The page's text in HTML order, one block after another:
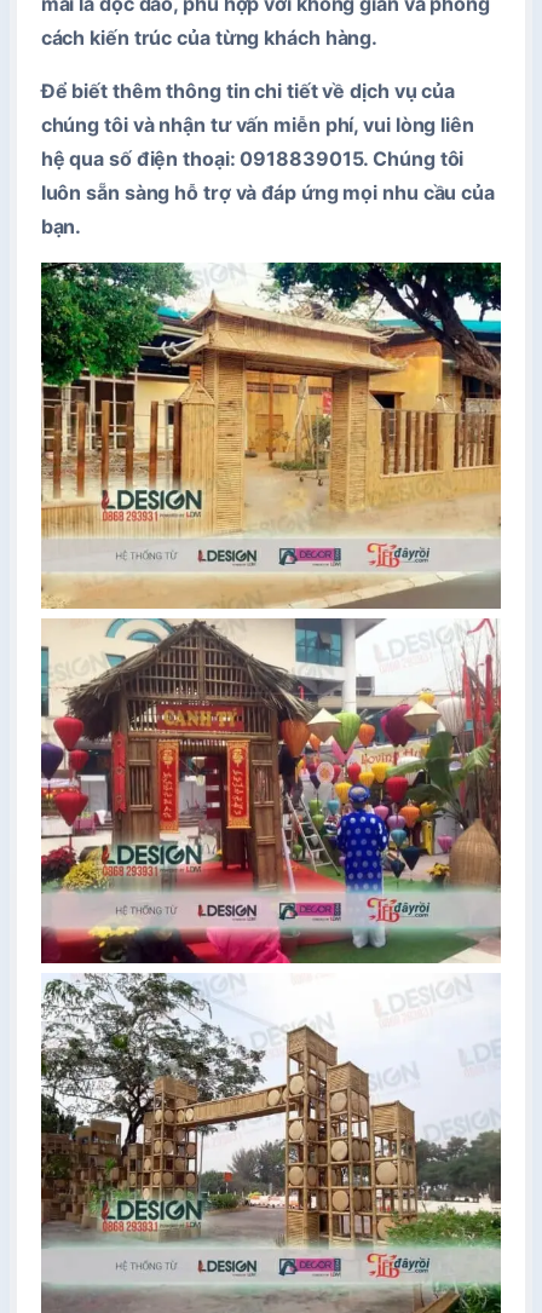
cách kiến trúc của từng khách hàng.
Để biết thêm thông tin chi tiết về dịch vụ của
chúng tôi và nhận tư vấn miễn phí, vui lòng liên
hệ qua số điện thoại:0918839015. Chúng tôi
luôn sẵn sàng hỗ trợ và đáp ứng mọi nhu cầu của
bạn.